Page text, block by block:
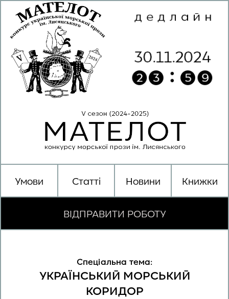
Умови Статті Новини Книжки
ВІДПРАВИТИ РОБОТУ
Спеціальна тема:
УКРАЇНСЬКИЙ МОРСЬКИЙ
КОРИДОР